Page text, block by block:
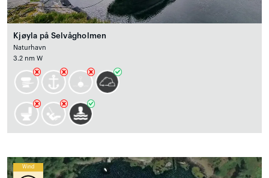
Kjøyla på Selvågholmen
Naturhavn
3.2 nm W
Wind